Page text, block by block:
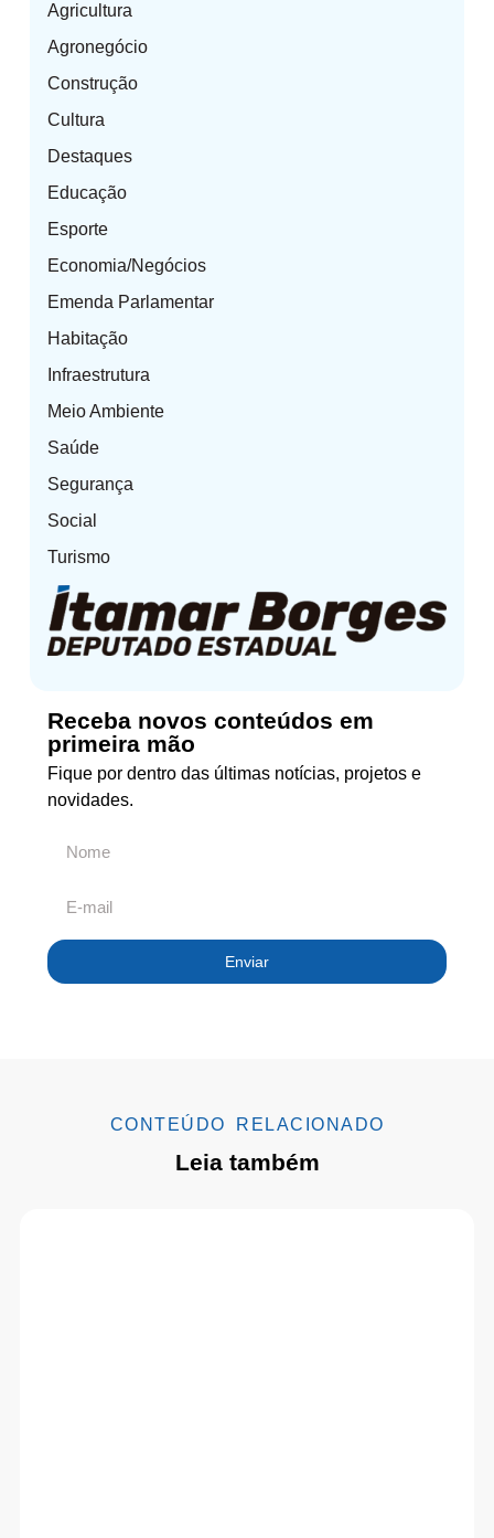
Agricultura
Agronegócio
Construção
Cultura
Destaques
Educação
Esporte
Economia/Negócios
Emenda Parlamentar
Habitação
Infraestrutura
Meio Ambiente
Saúde
Segurança
Social
Turismo
Receba novos conteúdos em
primeira mão
Fique por dentro das últimas notícias, projetos e
novidades.
Enviar
CONTEÚDO RELACIONADO
Leia também